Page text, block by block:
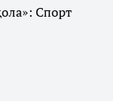
Спорт